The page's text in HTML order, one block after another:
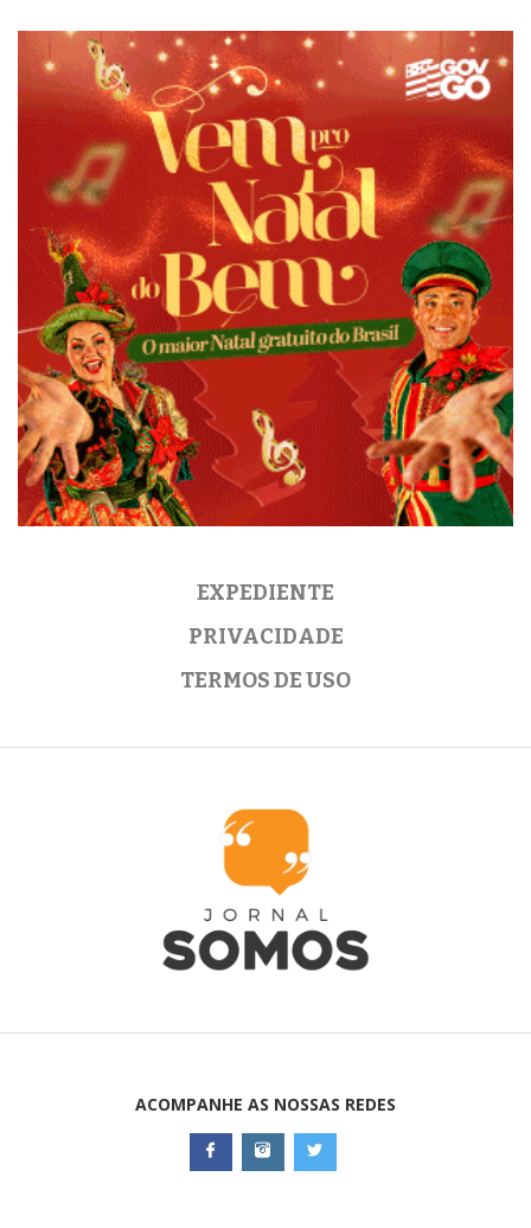
EXPEDIENTE
PRIVACIDADE
TERMOS DE USO
ACOMPANHE AS NOSSAS REDES